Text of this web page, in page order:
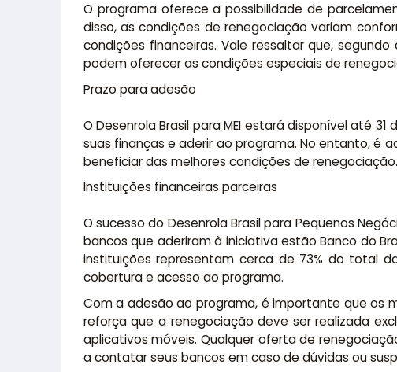
O programa oferece a possibilidade de
disso, as condições de renegociação variam
condições financeiras. Vale ressaltar que,
podem oferecer as condições especiais de
Prazo para adesão
O Desenrola Brasil para MEI estará disponível até
suas finanças e aderir ao programa. No entanto, é
beneficiar das melhores condições de renegociação.
Instituições financeiras parceiras
O sucesso do Desenrola Brasil para Pequenos
bancos que aderiram à iniciativa estão Banco do
instituições representam cerca de 73% do total
cobertura e acesso ao programa.
Com a adesão ao programa, é importante que os
reforça que a renegociação deve ser realizada
aplicativos móveis. Qualquer oferta de
a contatar seus bancos em caso de dúvidas ou